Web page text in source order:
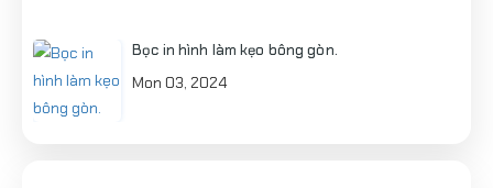
Bọc in hình làm kẹo bông gòn.
Mon 03, 2024